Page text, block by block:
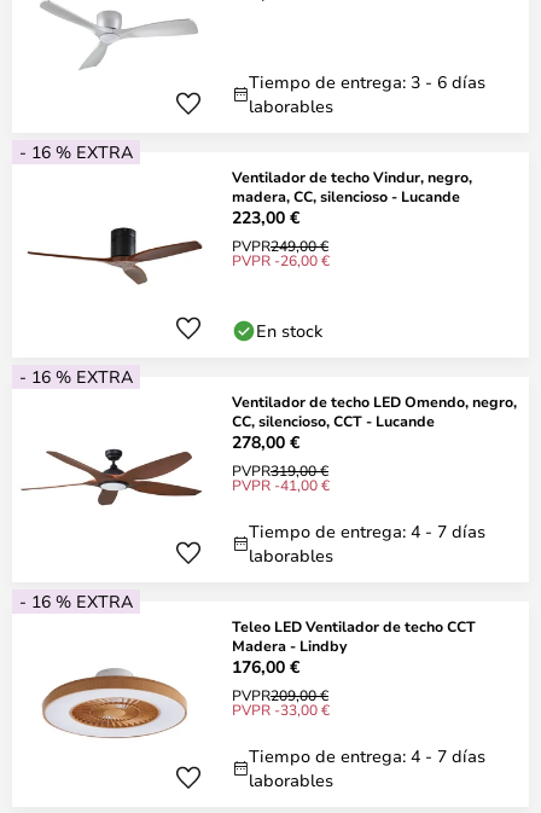
Tiempo de entrega: 3 - 6 días
laborables
- 16 % EXTRA
Ventilador de techo Vindur, negro,
madera, CC, silencioso - Lucande
223,00 €
PVPR249,00 €
PVPR -26,00 €
En stock
- 16 % EXTRA
Ventilador de techo LED Omendo, negro,
CC, silencioso, CCT - Lucande
278,00 €
PVPR319,00 €
PVPR -41,00 €
Tiempo de entrega: 4 - 7 días
laborables
- 16 % EXTRA
Teleo LED Ventilador de techo CCT
Madera - Lindby
176,00 €
PVPR209,00 €
PVPR -33,00 €
Tiempo de entrega: 4 - 7 días
laborables